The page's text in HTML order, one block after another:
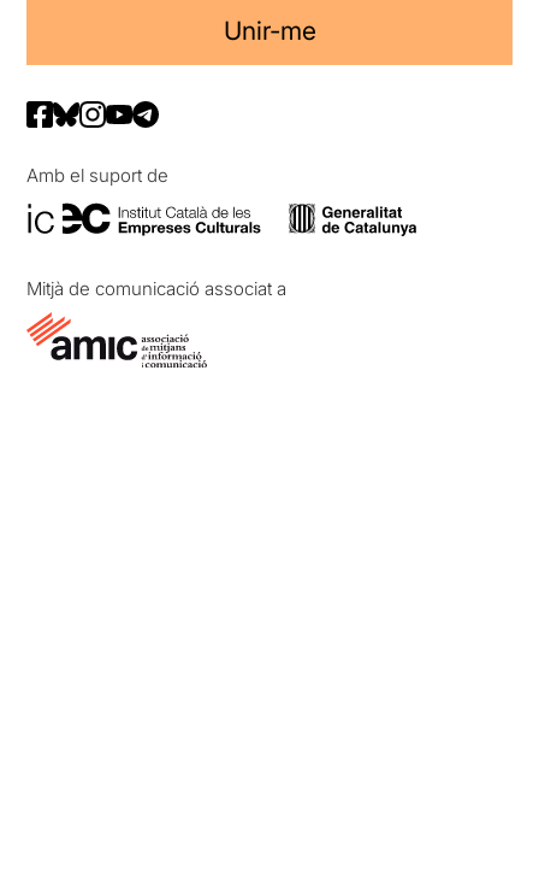
Unir-me
Amb el suport de
Mitjà de comunicació associat a